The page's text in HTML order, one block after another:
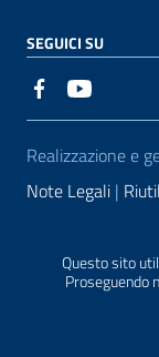
Questo sito
Proseguendo
SEGUICI SU
Sezione
Realizzazione e
Note Legali
Segnalazioni
Accessibilità